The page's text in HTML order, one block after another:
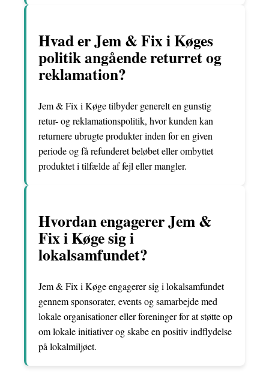
Hvad er Jem & Fix i Køges
politik angående returret og
reklamation?
Jem & Fix i Køge tilbyder generelt en gunstig
retur- og reklamationspolitik, hvor kunden kan
returnere ubrugte produkter inden for en given
periode og få refunderet beløbet eller ombyttet
produktet i tilfælde af fejl eller mangler.
Hvordan engagerer Jem &
Fix i Køge sig i
lokalsamfundet?
Jem & Fix i Køge engagerer sig i lokalsamfundet
gennem sponsorater, events og samarbejde med
lokale organisationer eller foreninger for at støtte op
om lokale initiativer og skabe en positiv indflydelse
på lokalmiljøet.